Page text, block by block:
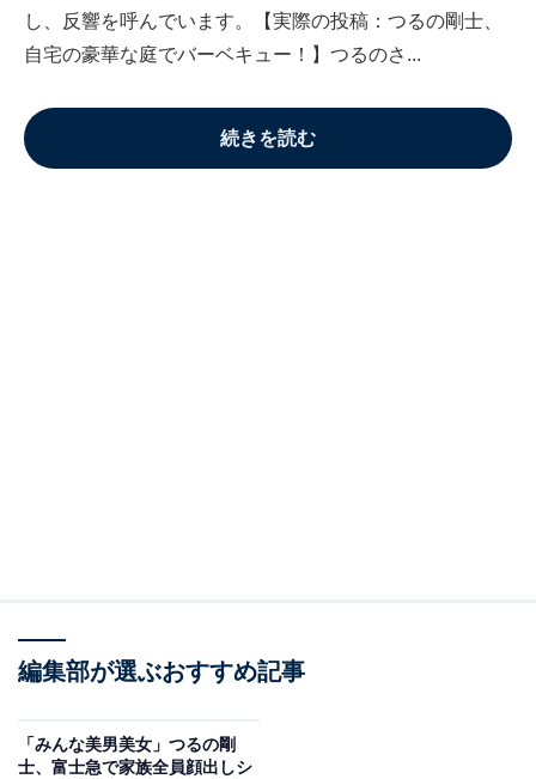
し、反響を呼んでいます。【実際の投稿：つるの剛士、
自宅の豪華な庭でバーベキュー！】つるのさ...
続きを読む
編集部が選ぶおすすめ記事
「みんな美男美女」つるの剛
士、富士急で家族全員顔出しシ